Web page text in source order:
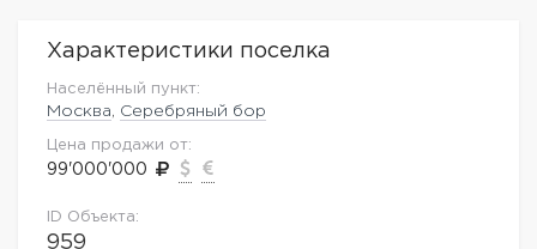
Характеристики поселка
Населённый пункт:
Москва Серебряный бор
Цена продажи от:
99'000'000
ID Объекта:
959